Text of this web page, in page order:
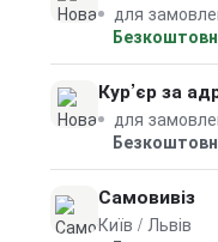
для
Кур’єр за
для
Самовивіз
Київ / Львів